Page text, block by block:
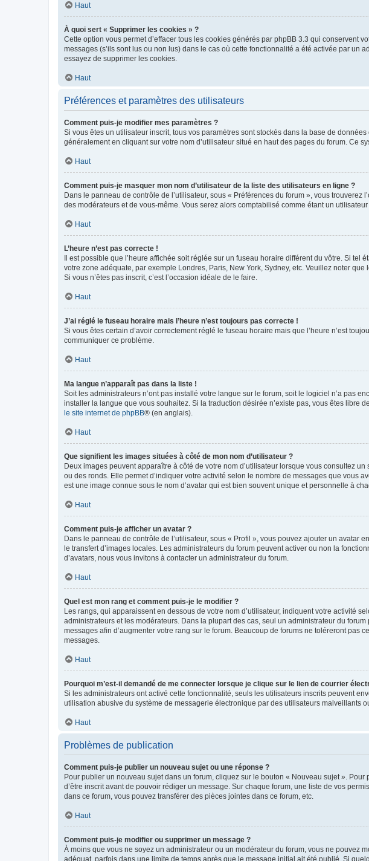
Haut
À quoi sert « Supprimer les cookies » ?
Cette option vous permet d’effacer tous les cookies générés par phpBB 3.3 qui conservent
messages (s’ils sont lus ou non lus) dans le cas où cette fonctionnalité a été activée par
essayez de supprimer les cookies.
Haut
Préférences et paramètres des utilisateurs
Comment puis-je modifier mes paramètres ?
Si vous êtes un utilisateur inscrit, tous vos paramètres sont stockés dans la base de
généralement en cliquant sur votre nom d’utilisateur situé en haut des pages du forum. Ce
Haut
Comment puis-je masquer mon nom d’utilisateur de la liste des utilisateurs en ligne ?
Dans le panneau de contrôle de l’utilisateur, sous « Préférences du forum », vous
des modérateurs et de vous-même. Vous serez alors comptabilisé comme étant un
Haut
L’heure n’est pas correcte !
Il est possible que l’heure affichée soit réglée sur un fuseau horaire différent du vôtre. Si
votre zone adéquate, par exemple Londres, Paris, New York, Sydney, etc. Veuillez noter
Si vous n’êtes pas inscrit, c’est l’occasion idéale de le faire.
Haut
J’ai réglé le fuseau horaire mais l’heure n’est toujours pas correcte !
Si vous êtes certain d’avoir correctement réglé le fuseau horaire mais que l’heure n’est
communiquer ce problème.
Haut
Ma langue n’apparaît pas dans la liste !
Soit les administrateurs n’ont pas installé votre langue sur le forum, soit le logiciel n’a pas
installer la langue que vous souhaitez. Si la traduction désirée n’existe pas, vous êtes libre
le site internet de phpBB® (en anglais).
Haut
Que signifient les images situées à côté de mon nom d’utilisateur ?
Deux images peuvent apparaître à côté de votre nom d’utilisateur lorsque vous consultez
ou des ronds. Elle permet d’indiquer votre activité selon le nombre de messages que vous
est une image connue sous le nom d’avatar qui est bien souvent unique et personnelle à
Haut
Comment puis-je afficher un avatar ?
Dans le panneau de contrôle de l’utilisateur, sous « Profil », vous pouvez ajouter un avatar
le transfert d’images locales. Les administrateurs du forum peuvent activer ou non la
d’avatars, nous vous invitons à contacter un administrateur du forum.
Haut
Quel est mon rang et comment puis-je le modifier ?
Les rangs, qui apparaissent en dessous de votre nom d’utilisateur, indiquent votre activité
administrateurs et les modérateurs. Dans la plupart des cas, seul un administrateur du
messages afin d’augmenter votre rang sur le forum. Beaucoup de forums ne toléreront
messages.
Haut
Pourquoi m’est-il demandé de me connecter lorsque je clique sur le lien de courrier
Si les administrateurs ont activé cette fonctionnalité, seuls les utilisateurs inscrits peuvent
utilisation abusive du système de messagerie électronique par des utilisateurs malveillants
Haut
Problèmes de publication
Comment puis-je publier un nouveau sujet ou une réponse ?
Pour publier un nouveau sujet dans un forum, cliquez sur le bouton « Nouveau sujet ».
d’être inscrit avant de pouvoir rédiger un message. Sur chaque forum, une liste de vos
dans ce forum, vous pouvez transférer des pièces jointes dans ce forum, etc.
Haut
Comment puis-je modifier ou supprimer un message ?
À moins que vous ne soyez un administrateur ou un modérateur du forum, vous ne pouvez
adéquat, parfois dans une limite de temps après que le message initial ait été publié. Si